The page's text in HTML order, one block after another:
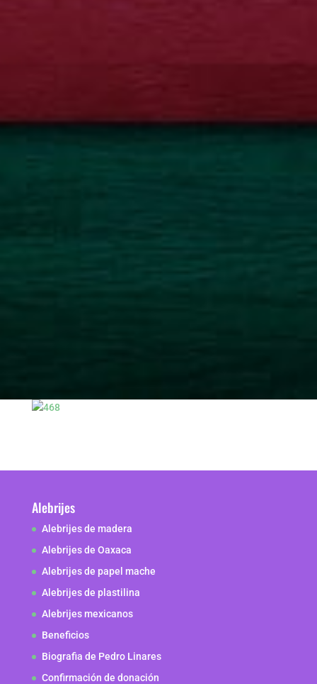
Alebrijes
Alebrijes de madera
Alebrijes de Oaxaca
Alebrijes de papel mache
Alebrijes de plastilina
Alebrijes mexicanos
Beneficios
Biografia de Pedro Linares
Confirmación de donación